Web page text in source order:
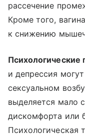
рассечение
Кроме того,
к снижению
и депрессия
сексуальном
выделяется мало
дискомфорта или
Психологическая